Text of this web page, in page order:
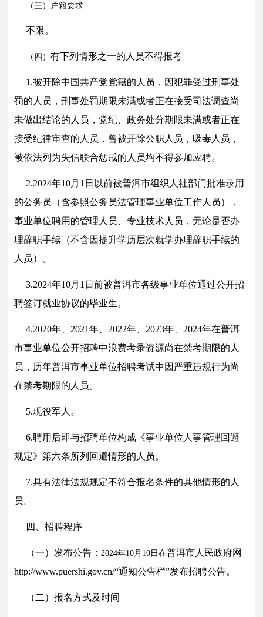
（三）户籍要求
不限。
（四）有下列情形之一的人员不得报考
1.被开除中国共产党党籍的人员，因犯罪受过刑事处
罚的人员，刑事处罚期限未满或者正在接受司法调查尚
未做出结论的人员，党纪、政务处分期限未满或者正在
接受纪律审查的人员，曾被开除公职人员，吸毒人员，
被依法列为失信联合惩戒的人员均不得参加应聘。
2.2024年10月1日以前被普洱市组织人社部门批准录用
的公务员（含参照公务员法管理事业单位工作人员），
事业单位聘用的管理人员、专业技术人员，无论是否办
理辞职手续（不含因提升学历层次就学办理辞职手续的
人员）。
3.2024年10月1日前被普洱市各级事业单位通过公开招
聘签订就业协议的毕业生。
4.2020年、2021年、2022年、2023年、2024年在普洱
市事业单位公开招聘中浪费考录资源尚在禁考期限的人
员，历年普洱市事业单位招聘考试中因严重违规行为尚
在禁考期限的人员。
5.现役军人。
6.聘用后即与招聘单位构成《事业单位人事管理回避
规定》第六条所列回避情形的人员。
7.具有法律法规规定不符合报名条件的其他情形的人
员。
四、招聘程序
（一）发布公告： 2024年10 月 10日在普洱市人民政府网
http://www.puershi.gov.cn/“通知公告栏”发布招聘公告。
（二）报名方式及时间